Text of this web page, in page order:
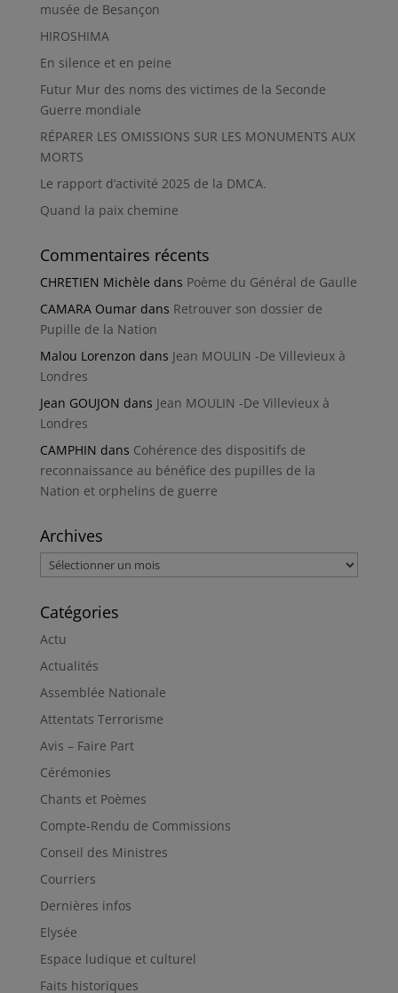
musée de Besançon
HIROSHIMA
En silence et en peine
Futur Mur des noms des victimes de la Seconde
Guerre mondiale
RÉPARER LES OMISSIONS SUR LES MONUMENTS AUX
MORTS
Le rapport d’activité 2025 de la DMCA.
Quand la paix chemine
Commentaires récents
CHRETIEN Michèle dans Poème du Général de Gaulle
CAMARA Oumardans Retrouver son dossier de
Pupille de la Nation
Malou Lorenzon dans Jean MOULIN -De Villevieux à
Londres
Jean GOUJON dans Jean MOULIN -De Villevieux à
Londres
CAMPHIN dans Cohérence des dispositifs de
reconnaissance au bénéfice des pupilles de la
Nation et orphelins de guerre
Archives
Archives
Catégories
Actu
Actualités
Assemblée Nationale
Attentats Terrorisme
Avis – Faire Part
Cérémonies
Chants et Poèmes
Compte-Rendu de Commissions
Conseil des Ministres
Courriers
Dernières infos
Elysée
Espace ludique et culturel
Faits historiques